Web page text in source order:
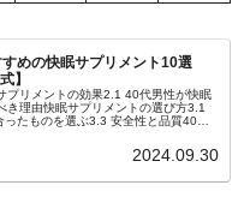
めの快眠サプリメント10選
】
プリメントの効果2.1 40代男性が快眠
き理由快眠サプリメントの選び方3.1
ったものを選ぶ3.3 安全性と品質40代
2024.09.30